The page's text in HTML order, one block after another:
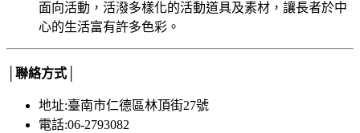
面向活動，活潑多樣化的活動道具及素材，讓長者於中
心的生活富有許多色彩。
│聯絡方式│
地址:臺南市仁德區林頂街27號
電話:06-2793082